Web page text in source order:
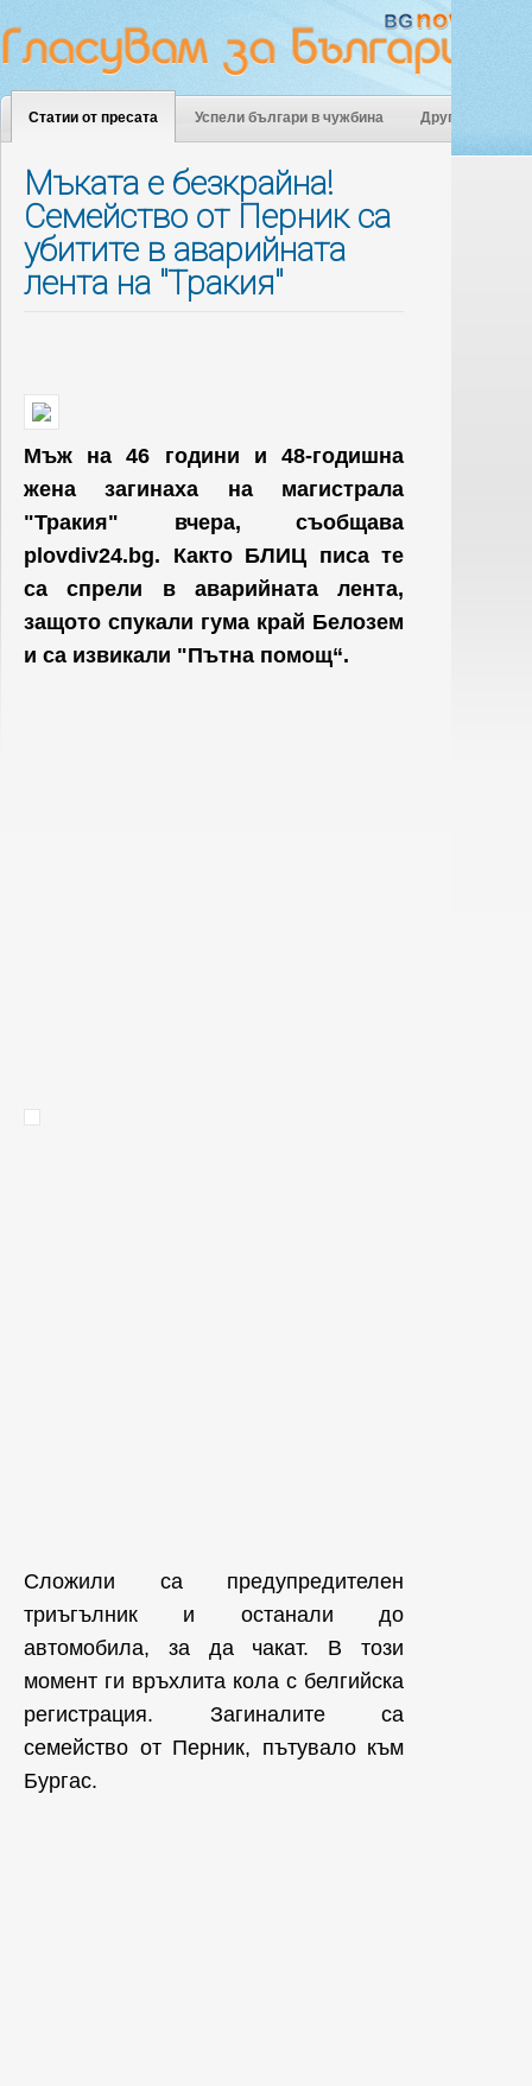
Статии от пресата Успели българи в чужбина Други
Мъката е безкрайна!
Семейство от Перник са
убитите в аварийната
лента на "Тракия"
Мъж на 46 години и 48-годишна
жена загинаха на магистрала
"Тракия" вчера, съобщава
plovdiv24.bg. Както БЛИЦ писа те
са спрели в аварийната лента,
защото спукали гума край Белозем
и са извикали "Пътна помощ“.
Сложили са предупредителен
триъгълник и останали до
автомобила, за да чакат. В този
момент ги връхлита кола с белгийска
регистрация. Загиналите са
семейство от Перник, пътувало към
Бургас.